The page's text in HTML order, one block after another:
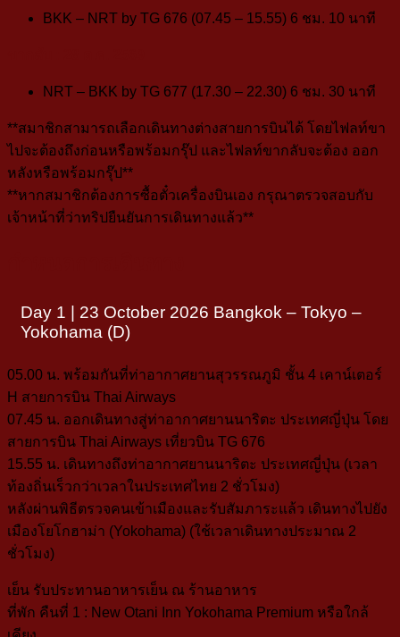
BKK – NRT by TG 676 (07.45 – 15.55) 6 ชม. 10 นาที
NRT – BKK by TG 677 (17.30 – 22.30) 6 ชม. 30 นาที
**สมาชิกสามารถเลือกเดินทางต่างสายการบินได้ โดยไฟลท์ขา
ไปจะต้องถึงก่อนหรือพร้อมกรุ๊ป และไฟลท์ขากลับจะต้อง ออก
หลังหรือพร้อมกรุ๊ป**
**หากสมาชิกต้องการซื้อตั๋วเครื่องบินเอง กรุณาตรวจสอบกับ
เจ้าหน้าที่ว่าทริปยืนยันการเดินทางแล้ว**
Day 1 | 23 October 2026 Bangkok – Tokyo –
Yokohama (D)
05.00 น. พร้อมกันที่ท่าอากาศยานสุวรรณภูมิ ชั้น 4 เคาน์เตอร์
H สายการบิน Thai Airways
07.45 น. ออกเดินทางสู่ท่าอากาศยานนาริตะ ประเทศญี่ปุ่น โดย
สายการบิน Thai Airways เที่ยวบิน TG 676
15.55 น. เดินทางถึงท่าอากาศยานนาริตะ ประเทศญี่ปุ่น (เวลา
ท้องถิ่นเร็วกว่าเวลาในประเทศไทย 2 ชั่วโมง)
หลังผ่านพิธีตรวจคนเข้าเมืองและรับสัมภาระแล้ว เดินทางไปยัง
เมืองโยโกฮาม่า (Yokohama) (ใช้เวลาเดินทางประมาณ 2
ชั่วโมง)
เย็น รับประทานอาหารเย็น ณ ร้านอาหาร
ที่พัก คืนที่ 1 : New Otani Inn Yokohama Premium หรือใกล้